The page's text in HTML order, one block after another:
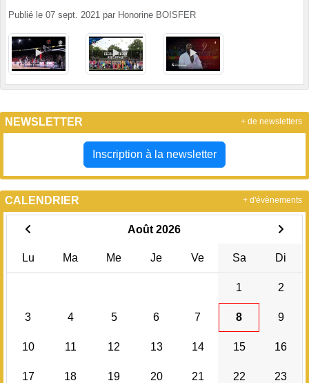
Publié le 07 sept. 2021 par Honorine BOISFER
NEWSLETTER
Inscription à la newsletter
+ de newsletters
CALENDRIER
Août 2026
Lu Ma Me Je Ve Sa Di
1 2
3 4 5 6 7 8 9
10 11 12 13 14 15 16
17 18 19 20 21 22 23
+ d'évènements